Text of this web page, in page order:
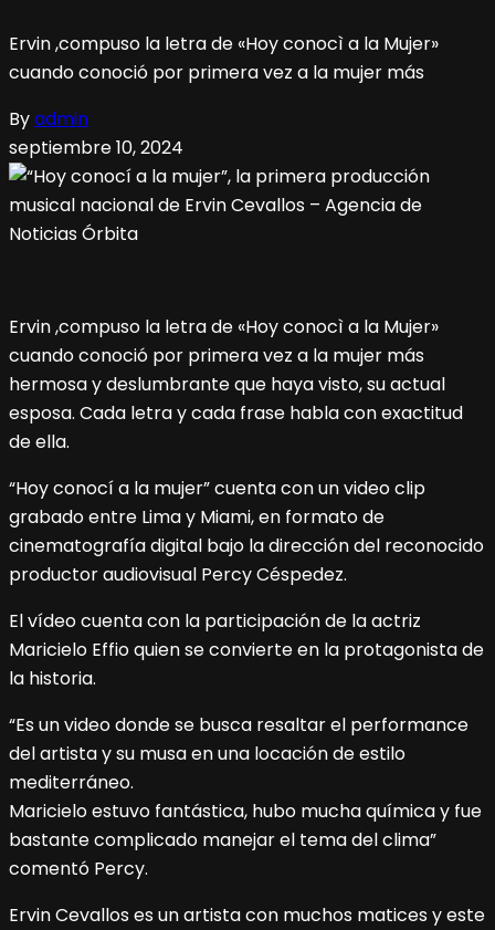
Ervin ,compuso la letra de «Hoy conocì a la Mujer»
cuando conoció por primera vez a la mujer más
Byadmin
septiembre 10, 2024
Ervin ,compuso la letra de «Hoy conocì a la Mujer»
cuando conoció por primera vez a la mujer más
hermosa y deslumbrante que haya visto, su actual
esposa. Cada letra y cada frase habla con exactitud
de ella.
“Hoy conocí a la mujer” cuenta con un video clip
grabado entre Lima y Miami, en formato de
cinematografía digital bajo la dirección del reconocido
productor audiovisual Percy Céspedez.
El vídeo cuenta con la participación de la actriz
Maricielo Effio quien se convierte en la protagonista de
la historia.
“Es un video donde se busca resaltar el performance
del artista y su musa en una locación de estilo
mediterráneo.
Maricielo estuvo fantástica, hubo mucha química y fue
bastante complicado manejar el tema del clima”
comentó Percy.
Ervin Cevallos es un artista con muchos matices y este